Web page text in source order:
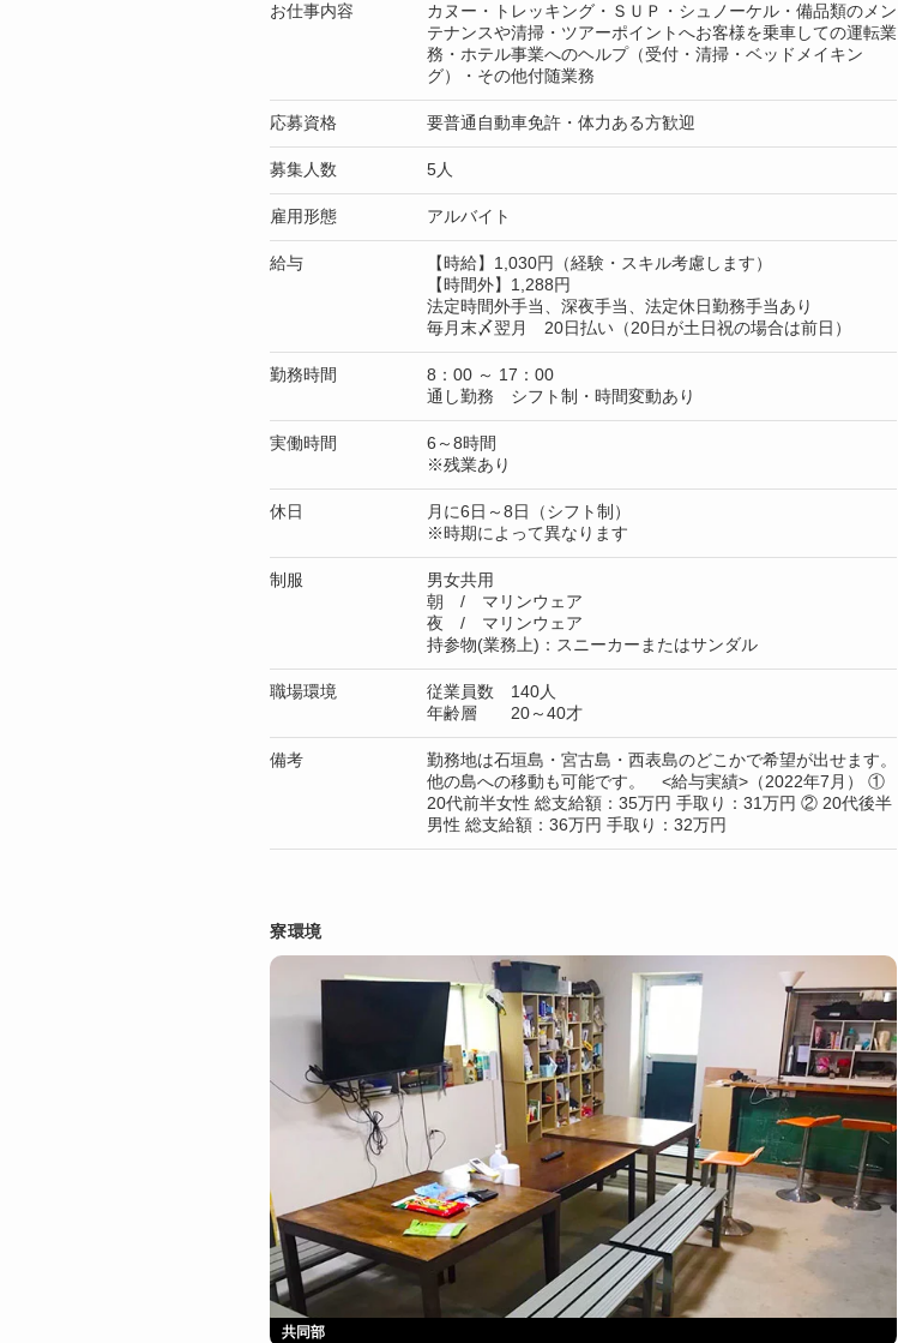
お仕事内容
カヌー・トレッキング・ＳＵＰ・シュノーケル・備品類のメン
テナンスや清掃・ツアーポイントへお客様を乗車しての運転業
務・ホテル事業へのヘルプ（受付・清掃・ベッドメイキン
グ）・その他付随業務
応募資格 要普通自動車免許・体力ある方歓迎
募集人数 5人
雇用形態 アルバイト
給与
【時給】1,030円（経験・スキル考慮します）
【時間外】1,288円
法定時間外手当、深夜手当、法定休日勤務手当あり
毎月末〆翌月 20日払い（20日が土日祝の場合は前日）
勤務時間
8：00 ～ 17：00
通し勤務 シフト制・時間変動あり
実働時間
6～8時間
※残業あり
休日
月に6日～8日（シフト制）
※時期によって異なります
制服
男女共用
朝 / マリンウェア
夜 / マリンウェア
持参物(業務上)：スニーカーまたはサンダル
職場環境
従業員数 140人
年齢層 20～40才
備考
勤務地は石垣島・宮古島・西表島のどこかで希望が出せます。
他の島への移動も可能です。 <給与実績>（2022年7月） ①
20代前半女性 総支給額：35万円 手取り：31万円 ② 20代後半
男性 総支給額：36万円 手取り：32万円
寮環境
共同部